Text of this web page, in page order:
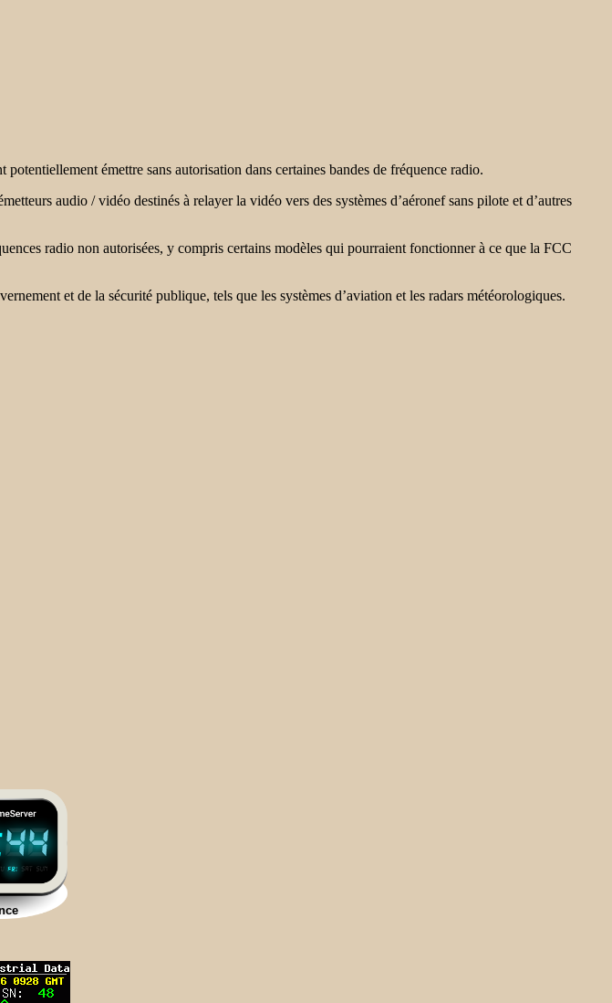
émettre sans autorisation dans certaines bandes de fréquence radio.
audio / vidéo destinés à relayer la vidéo vers des systèmes d’aéronef sans pilote et d’autres
radio non autorisées, y compris certains modèles qui pourraient fonctionner à ce que la FCC
et de la sécurité publique, tels que les systèmes d’aviation et les radars météorologiques.